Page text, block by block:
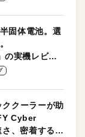
固体電池。選
実機レビュ
クーラーが助
Cyber
、密着する冷